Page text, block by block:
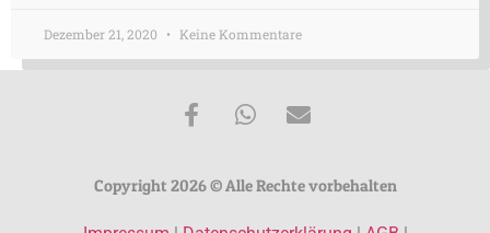
Dezember 21, 2020 Keine Kommentare
Copyright 2026 © Alle Rechte vorbehalten